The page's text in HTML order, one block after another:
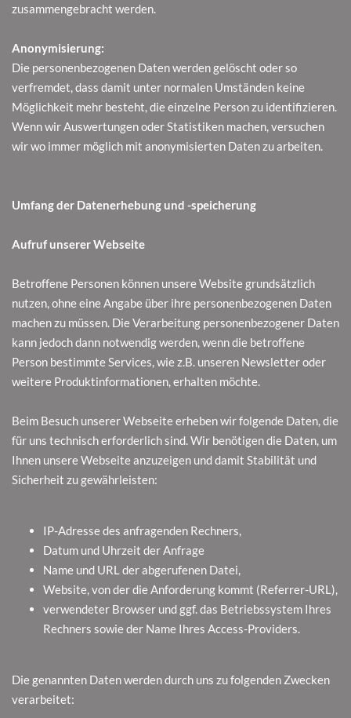
zusammengebracht werden.
Anonymisierung:
Die personenbezogenen Daten werden gelöscht oder so
verfremdet, dass damit unter normalen Umständen keine
Möglichkeit mehr besteht, die einzelne Person zu identifizieren.
Wenn wir Auswertungen oder Statistiken machen, versuchen
wir wo immer möglich mit anonymisierten Daten zu arbeiten.
Umfang der Datenerhebung und -speicherung
Aufruf unserer Webseite
Betroffene Personen können unsere Website grundsätzlich
nutzen, ohne eine Angabe über ihre personenbezogenen Daten
machen zu müssen. Die Verarbeitung personenbezogener Daten
kann jedoch dann notwendig werden, wenn die betroffene
Person bestimmte Services, wie z.B. unseren Newsletter oder
weitere Produktinformationen, erhalten möchte.
Beim Besuch unserer Webseite erheben wir folgende Daten, die
für uns technisch erforderlich sind. Wir benötigen die Daten, um
Ihnen unsere Webseite anzuzeigen und damit Stabilität und
Sicherheit zu gewährleisten:
IP-Adresse des anfragenden Rechners,
Datum und Uhrzeit der Anfrage
Name und URL der abgerufenen Datei,
Website, von der die Anforderung kommt (Referrer-URL),
verwendeter Browser und ggf. das Betriebssystem Ihres
Rechners sowie der Name Ihres Access-Providers.
Die genannten Daten werden durch uns zu folgenden Zwecken
verarbeitet: